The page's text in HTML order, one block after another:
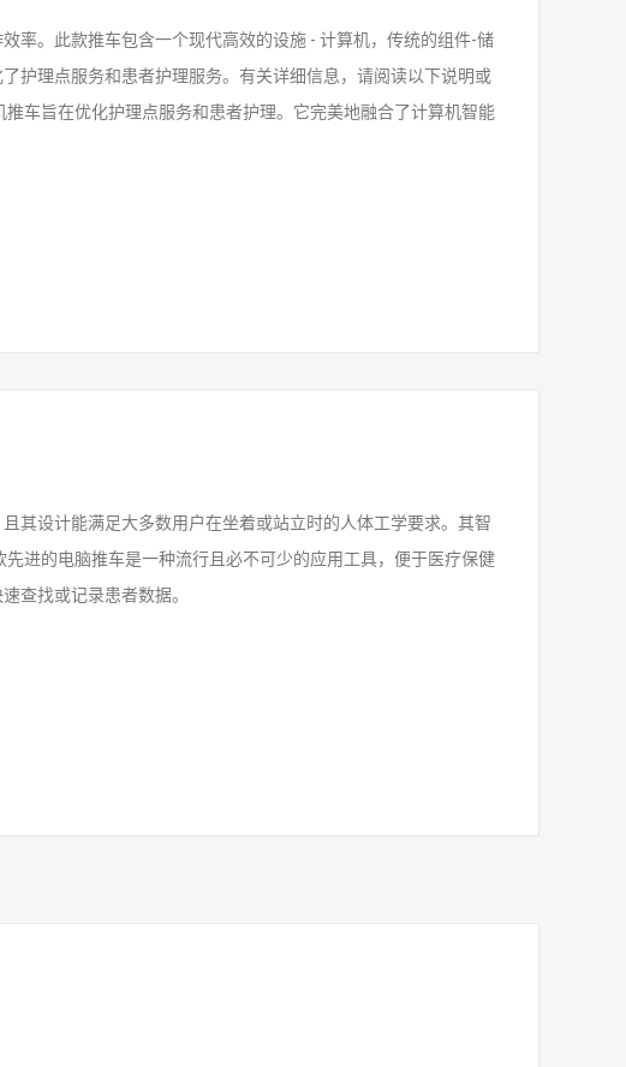
率。此款推车包含一个现代高效的设施 - 计算机，传统的组件-储
护理点服务和患者护理服务。有关详细信息，请阅读以下说明或
车旨在优化护理点服务和患者护理。它完美地融合了计算机智能
其设计能满足大多数用户在坐着或站立时的人体工学要求。其智
进的电脑推车是一种流行且必不可少的应用工具，便于医疗保健
查找或记录患者数据。